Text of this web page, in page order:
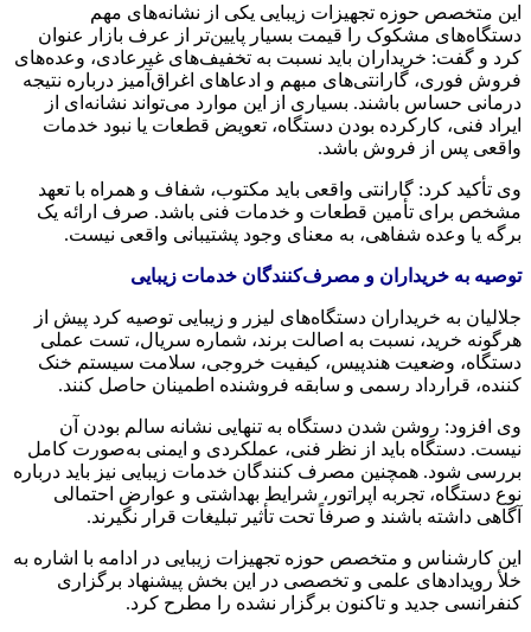
این متخصص حوزه تجهیزات زیبایی یکی از نشانه‌های مهم
دستگاه‌های مشکوک را قیمت بسیار پایین‌تر از عرف بازار عنوان
کرد و گفت: خریداران باید نسبت به تخفیف‌های غیرعادی، وعده‌های
فروش فوری، گارانتی‌های مبهم و ادعاهای اغراق‌آمیز درباره نتیجه
درمانی حساس باشند. بسیاری از این موارد می‌تواند نشانه‌ای از
ایراد فنی، کارکرده بودن دستگاه، تعویض قطعات یا نبود خدمات
واقعی پس از فروش باشد.
وی تأکید کرد: گارانتی واقعی باید مکتوب، شفاف و همراه با تعهد
مشخص برای تأمین قطعات و خدمات فنی باشد. صرف ارائه یک
برگه یا وعده شفاهی، به معنای وجود پشتیبانی واقعی نیست.
توصیه به خریداران و مصرف‌کنندگان خدمات زیبایی
جلالیان به خریداران دستگاه‌های لیزر و زیبایی توصیه کرد پیش از
هرگونه خرید، نسبت به اصالت برند، شماره سریال، تست عملی
دستگاه، وضعیت هندپیس، کیفیت خروجی، سلامت سیستم خنک‌
کننده، قرارداد رسمی و سابقه فروشنده اطمینان حاصل کنند.
وی افزود: روشن شدن دستگاه به‌ تنهایی نشانه سالم بودن آن
نیست. دستگاه باید از نظر فنی، عملکردی و ایمنی به‌صورت کامل
بررسی شود. همچنین مصرف‌ کنندگان خدمات زیبایی نیز باید درباره
نوع دستگاه، تجربه اپراتور، شرایط بهداشتی و عوارض احتمالی
آگاهی داشته باشند و صرفاً تحت تأثیر تبلیغات قرار نگیرند.
این کارشناس و متخصص حوزه تجهیزات زیبایی در ادامه با اشاره به
خلأ رویدادهای علمی و تخصصی در این بخش پیشنهاد برگزاری
کنفرانسی جدید و تاکنون برگزار نشده را مطرح کرد.